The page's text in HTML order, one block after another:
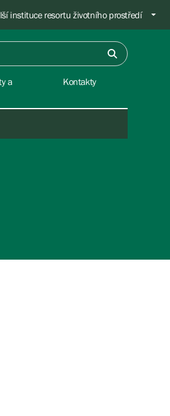
instituce resortu životního prostředí
a
Kontakty